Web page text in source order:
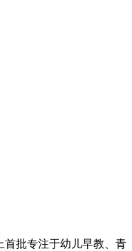
首批专注于幼儿早教、青